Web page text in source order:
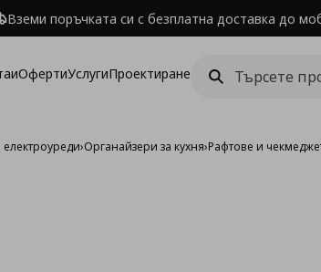
Вземи поръчката си с безплатна доставка до
ОфертиУслугиПроектиране
електроуреди›Органайзери за кухня›Рафтове и